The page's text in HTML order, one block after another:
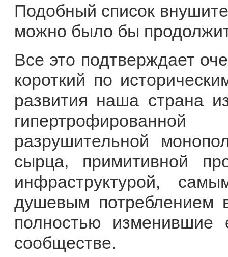
Подобный список
можно было бы
Все это подтверждает
короткий по
развития наша страна
разрушительной
сырца, примитивной
инфраструктурой,
душевым потреблением
полностью
сообществе.